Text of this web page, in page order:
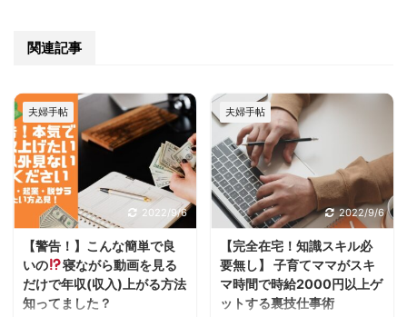
関連記事
夫婦手帖
2022/9/6
【警告！】こんな簡単で良
いの
寝ながら動画を見る
だけで年収(収入)上がる方法
知ってました？
夫婦手帖
2022/9/6
【完全在宅！知識スキル必
要無し】 子育てママがスキ
マ時間で時給2000円以上ゲ
ットする裏技仕事術